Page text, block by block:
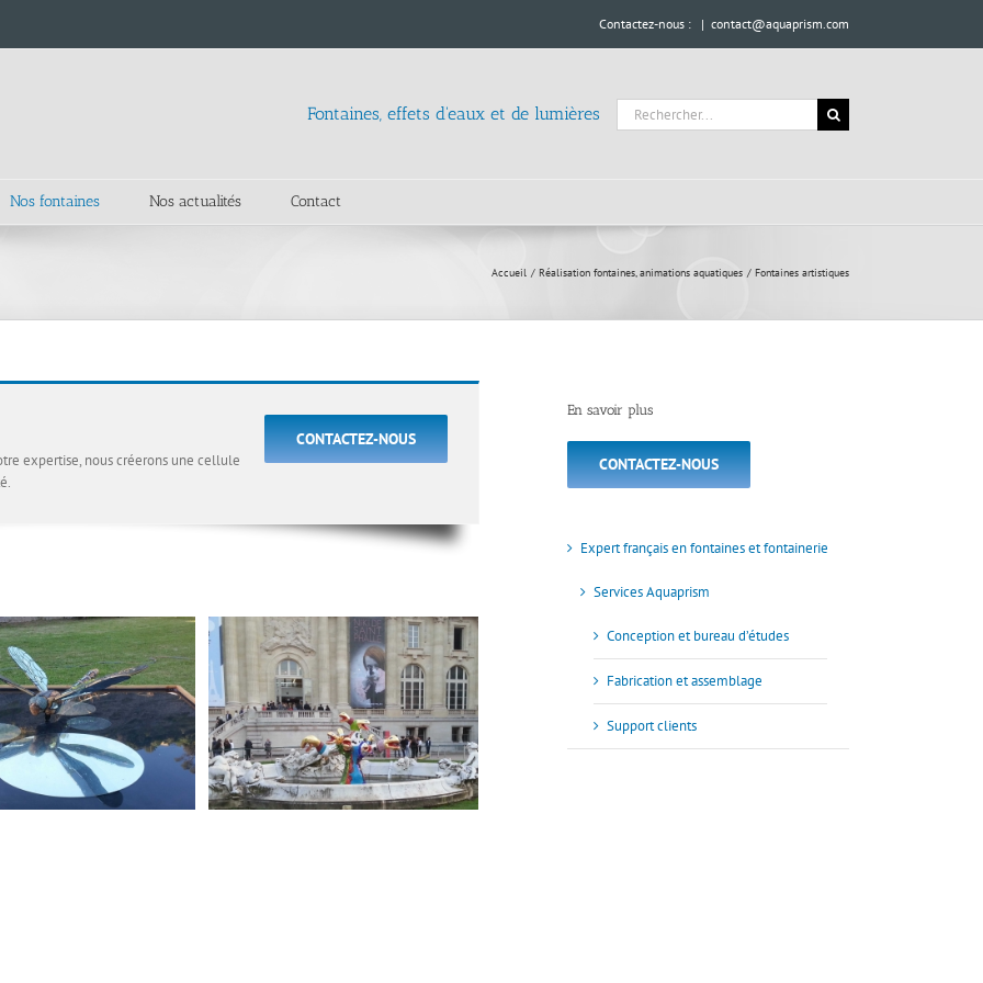
Contactez-nous : | contact@aquaprism.com
Fontaines, effets d'eaux et de lumières Rechercher:
Nos fontaines Nos actualités Contact
Accueil Réalisation fontaines, animations aquatiques Fontaines artistiques
CONTACTEZ-NOUS
expertise, nous créerons une cellule
Niki de Saint Phalle
Fontaines artistiques
En savoir plus
CONTACTEZ-NOUS
Expert français en fontaines et fontainerie
Services Aquaprism
Conception et bureau d’études
Fabrication et assemblage
Support clients